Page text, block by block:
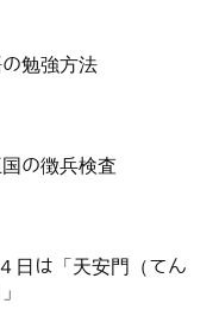
の勉強方法
の徴兵検査
は「天安門（てん